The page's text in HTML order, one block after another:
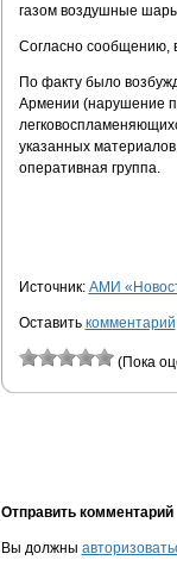
газом воздушные
Согласно сообщению,
По факту было
Армении (нарушение
указанных
оперативная группа.
Источник: АМИ
Оставить комментарий
(Пока
Отправить комментарий
Вы должны